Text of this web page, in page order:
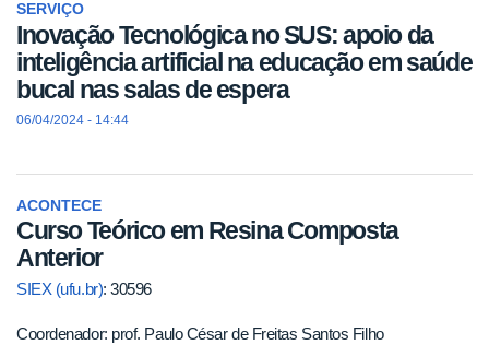
SERVIÇO
Inovação Tecnológica no SUS: apoio da
inteligência artificial na educação em saúde
bucal nas salas de espera
06/04/2024 - 14:44
ACONTECE
Curso Teórico em Resina Composta
Anterior
SIEX (ufu.br): 30596
Coordenador: prof. Paulo César de Freitas Santos Filho